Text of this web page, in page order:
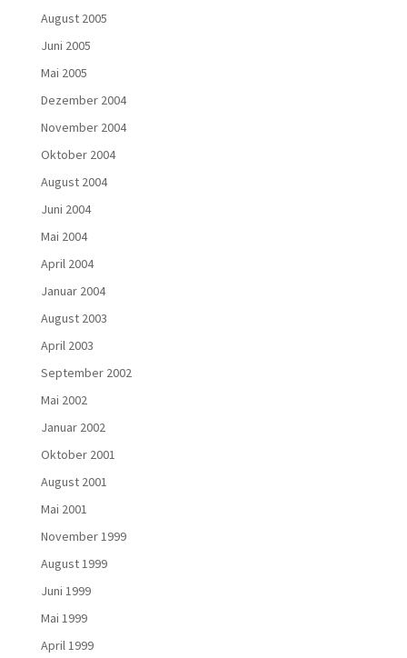
August 2005
Juni 2005
Mai 2005
Dezember 2004
November 2004
Oktober 2004
August 2004
Juni 2004
Mai 2004
April 2004
Januar 2004
August 2003
April 2003
September 2002
Mai 2002
Januar 2002
Oktober 2001
August 2001
Mai 2001
November 1999
August 1999
Juni 1999
Mai 1999
April 1999